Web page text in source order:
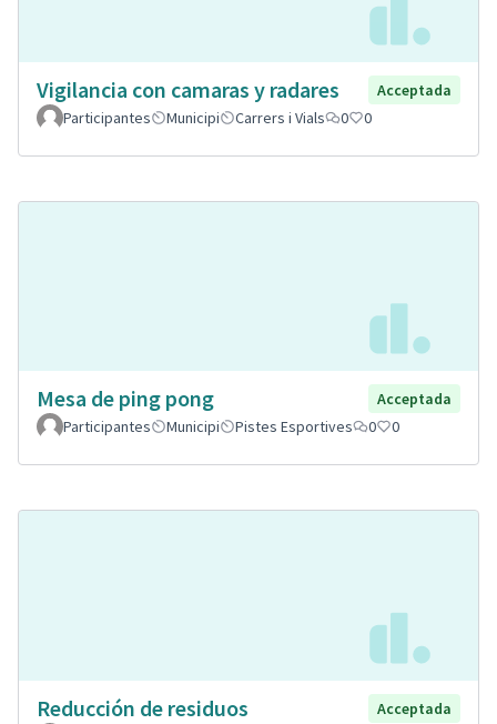
Vigilancia con camaras y radares
Acceptada
Participantes
Municipi Carrers i Vials 0 0
Mesa de ping pong
Acceptada
Participantes
Municipi Pistes Esportives 0 0
Reducción de residuos
Acceptada